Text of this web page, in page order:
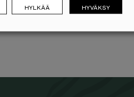
HYLKÄÄ HYVÄKSY